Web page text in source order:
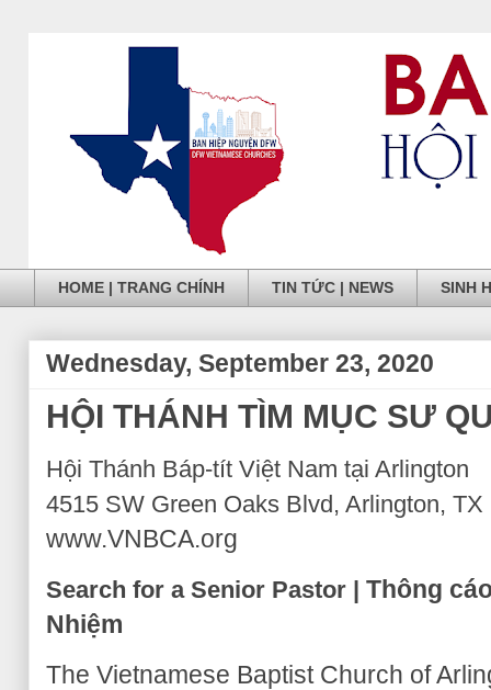
HOME | TRANG CHÍNH TIN TỨC | NEWS SINH
Wednesday, September 23, 2020
HỘI THÁNH TÌM MỤC SƯ
Hội Thánh Báp‐tít Việt Nam tại Arlington
4515 SW Green Oaks Blvd, Arlington, TX
www.VNBCA.org
Search for a Senior Pastor | Thông
Nhiệm
The Vietnamese Baptist Church of